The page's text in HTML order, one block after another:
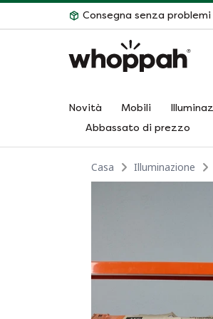
Consegna senza problemi
Novità Mobili
Abbassato di prezzo
Casa Illuminazione